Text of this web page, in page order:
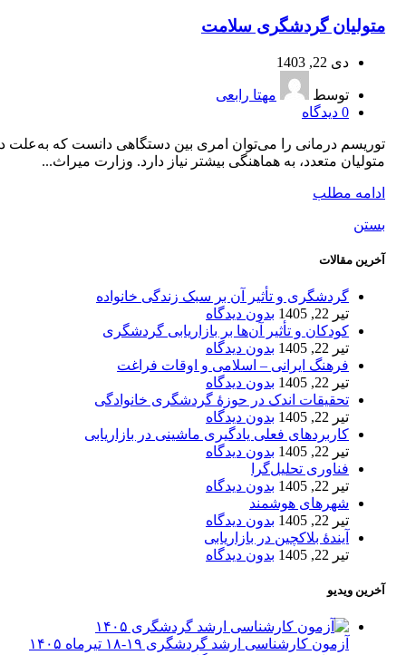
متولیان گردشگری سلامت
دی 22, 1403
توسط
مهتا رابعی
0 دیدگاه
توریسم درمانی را می‌توان امری بین دستگاهی دانست که به‌علت
متولیان متعدد، به هماهنگی بیشتر نیاز دارد. وزارت میراث...
ادامه مطلب
بستن
آخرین مقالات
گردشگری و تأثیر آن بر سبک زندگی خانواده
تیر 22, 1405
بدون دیدگاه
کودکان و تأثیر آن‌ها بر بازاریابی گردشگری
تیر 22, 1405
بدون دیدگاه
فرهنگ ایرانی – اسلامی و اوقات فراغت
تیر 22, 1405
بدون دیدگاه
تحقیقات اندک در حوزۀ گردشگری خانوادگی
تیر 22, 1405
بدون دیدگاه
کاربردهای فعلی یادگیری ماشینی در بازاریابی
تیر 22, 1405
بدون دیدگاه
فناوری تحلیل‌گرا
تیر 22, 1405
بدون دیدگاه
شهرهای هوشمند
تیر 22, 1405
بدون دیدگاه
آیندۀ بلاکچین در بازاریابی
تیر 22, 1405
بدون دیدگاه
آخرین ویدیو
آزمون کارشناسی ارشد گردشگری ۱۹-۱۸ تیرماه ۱۴۰۵